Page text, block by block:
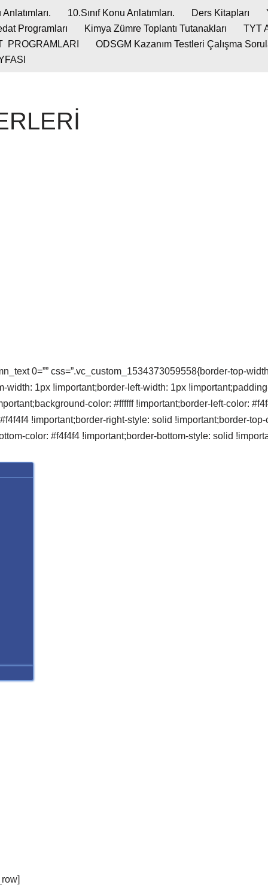
Anlatımları. 10.Sınıf Konu Anlatımları. Ders Kitapları
Programları
Kimya Zümre Toplantı Tutanakları
TYT
PROGRAMLARI
ODSGM Kazanım Testleri Çalışma
0=”” css=”.vc_custom_1534373059558{border-top-
width: 1px !important;border-left-width: 1px
color: #ffffff !important;border-left-color:
!important;border-right-style: solid !important;border-
color: #f4f4f4 !important;border-bottom-style: solid